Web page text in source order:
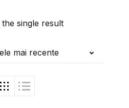
single result
mai recente